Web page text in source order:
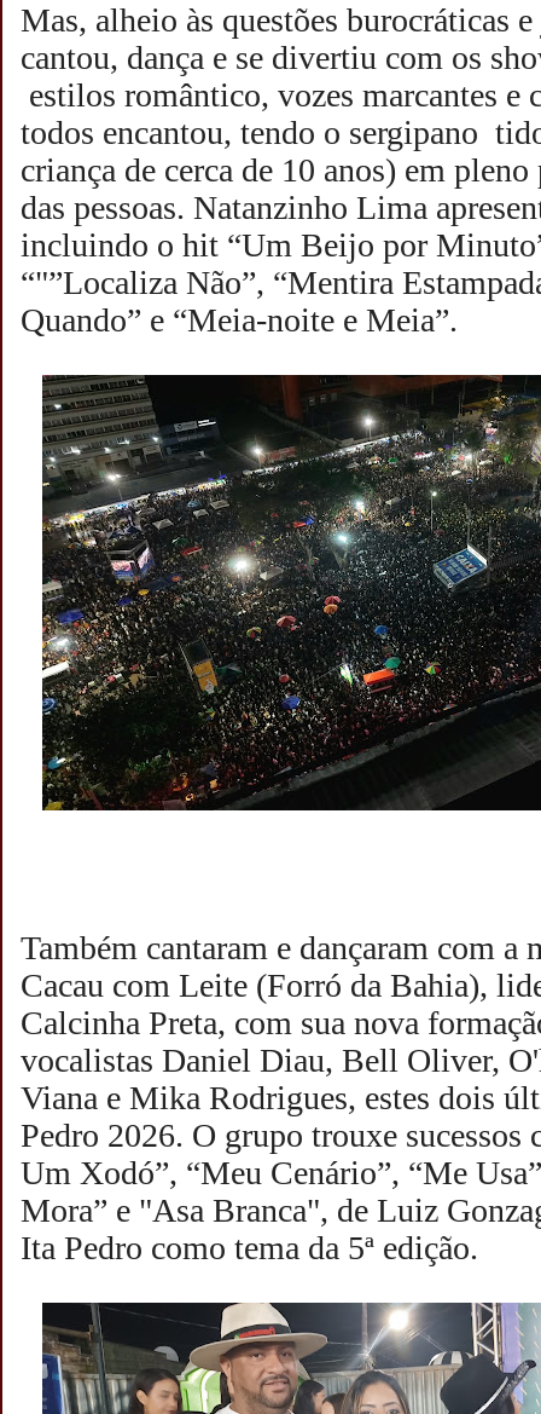
Mas, alheio às questões burocráticas
cantou, dança e se divertiu com os
estilos romântico, vozes marcantes e
todos encantou, tendo o sergipano
criança de cerca de 10 anos) em
das pessoas. Natanzinho Lima
incluindo o hit “Um Beijo por
“"”Localiza Não”, “Mentira
Quando” e “Meia-noite e Meia”.
Também cantaram e dançaram com a
Cacau com Leite (Forró da Bahia),
Calcinha Preta, com sua nova
vocalistas Daniel Diau, Bell Oliver,
Viana e Mika Rodrigues, estes dois
Pedro 2026. O grupo trouxe sucessos
Um Xodó”, “Meu Cenário”, “Me
Mora” e "Asa Branca", de Luiz
Ita Pedro como tema da 5ª edição.